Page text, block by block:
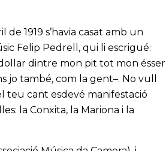
1919 s’havia casat amb un
Felip Pedrell, qui li escrigué:
dintre mon pit tot mon ésser
jo també, com la gent–. No vull
teu cant esdevé manifestació
la Conxita, la Mariona i la